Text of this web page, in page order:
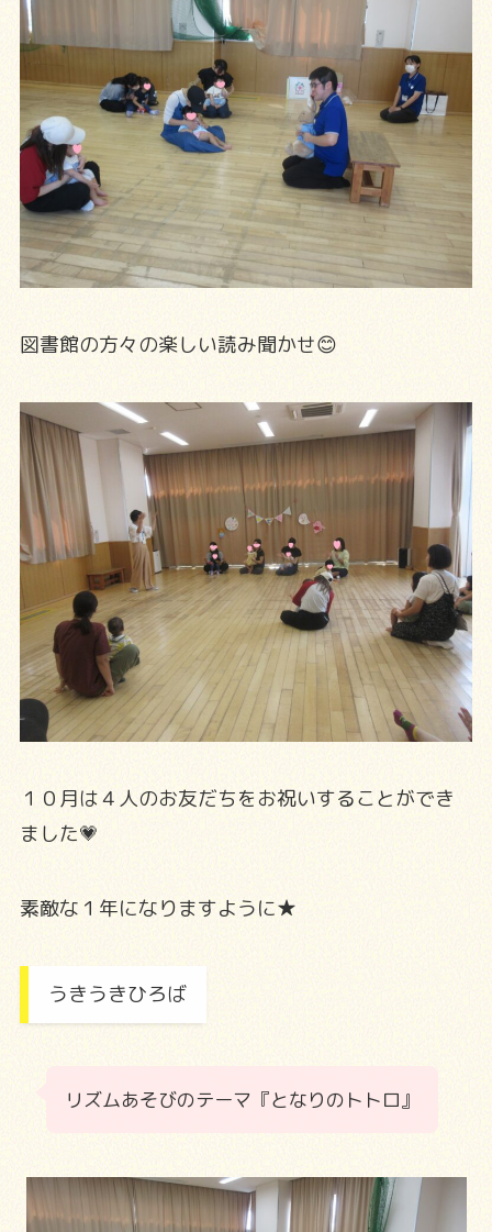
図書館の方々の楽しい読み聞かせ😊
１０月は４人のお友だちをお祝いすることができ
ました💗
素敵な１年になりますように★
うきうきひろば
リズムあそびのテーマ『となりのトトロ』